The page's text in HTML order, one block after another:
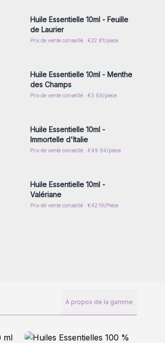
Huile Essentielle 10ml - Feuille
de Laurier
Prix de vente conseillé : €22.81/piece
Connectez-vous ou inscrivez-
Huile Essentielle 10ml - Menthe
des Champs
Prix de vente conseillé : €3.69/piece
Connectez-vous ou inscrivez-
Huile Essentielle 10ml -
Immortelle d'Italie
Prix de vente conseillé : €49.94/piece
Connectez-vous ou inscrivez-
Huile Essentielle 10ml -
Valériane
Prix de vente conseillé : €42.19/Piece
À propos de la gamme